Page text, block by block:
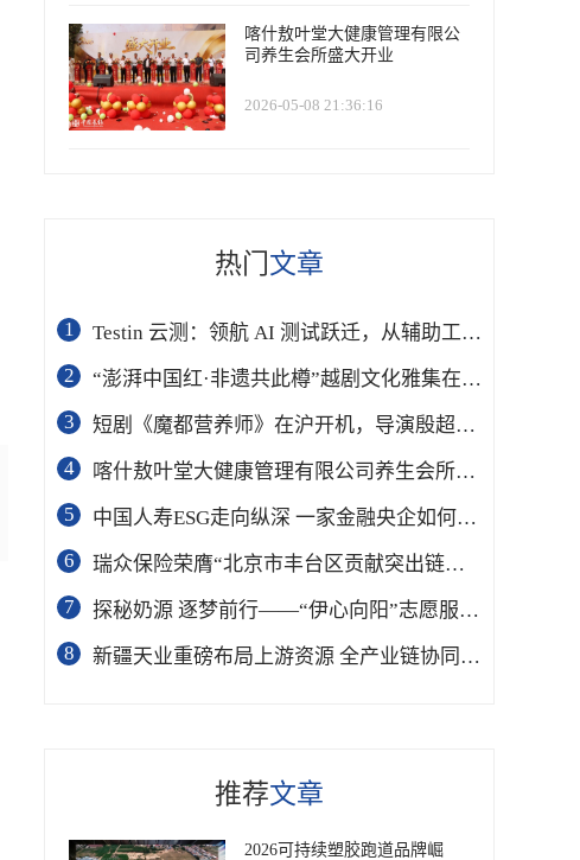
喀什敖叶堂大健康管理有限公
司养生会所盛大开业
2026-05-08 21:36:16
热门 文章
1
Testin 云测：领航 AI 测试跃迁，从辅助工具到软件工程基础设施
2
“澎湃中国红·非遗共此樽”越剧文化雅集在杭举行
3
短剧《魔都营养师》在沪开机，导演殷超携手礼仪专家周思敏聚焦国民健康
4
喀什敖叶堂大健康管理有限公司养生会所盛大开业
5
中国人寿ESG走向纵深 一家金融央企如何连接国家战略与民生需求
6
瑞众保险荣膺“北京市丰台区贡献突出链长单位”奖项
7
​探秘奶源 逐梦前行——“伊心向阳”志愿服务队开展幼儿园科普公益志愿活动
8
新疆天业重磅布局上游资源 全产业链协同再塑成长新动能
推荐文章
2026可持续塑胶跑道品牌崛